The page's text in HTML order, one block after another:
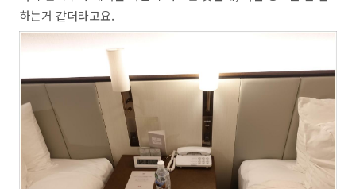
하는거 같더라고요.